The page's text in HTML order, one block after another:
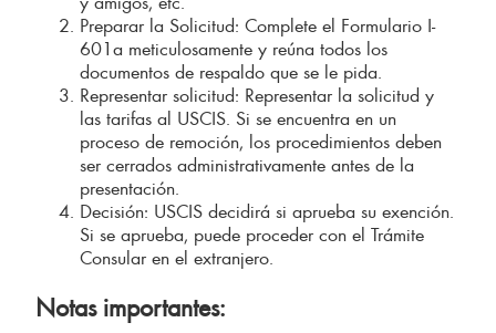
Preparar la Solicitud: Complete el Formulario I-
601a meticulosamente y reúna todos los
documentos de respaldo que se le pida.
Representar solicitud: Representar la solicitud y
las tarifas al USCIS. Si se encuentra en un
proceso de remoción, los procedimientos deben
ser cerrados administrativamente antes de la
presentación.
Decisión: USCIS decidirá si aprueba su exención.
Si se aprueba, puede proceder con el Trámite
Consular en el extranjero.
Notas importantes: